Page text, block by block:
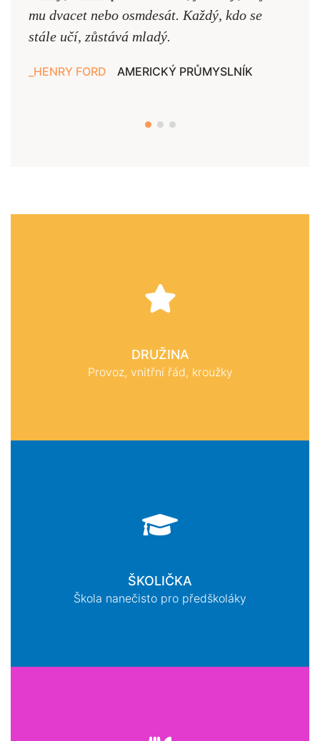
mu dvacet nebo osmdesát. Každý, kdo se
stále učí, zůstává mladý.
HENRY FORD AMERICKÝ PRŮMYSLNÍK
DRUŽINA
Provoz, vnitřní řád, kroužky
ŠKOLIČKA
Škola nanečisto pro předškoláky